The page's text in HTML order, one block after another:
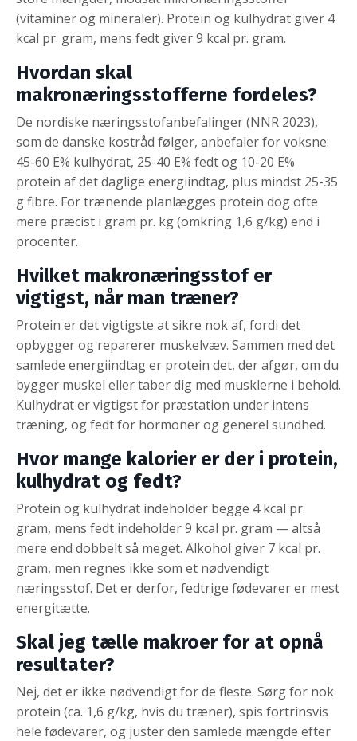
(vitaminer og mineraler). Protein og kulhydrat giver 4
kcal pr. gram, mens fedt giver 9 kcal pr. gram.
Hvordan skal
makronæringsstofferne fordeles?
De nordiske næringsstofanbefalinger (NNR 2023),
som de danske kostråd følger, anbefaler for voksne:
45-60 E% kulhydrat, 25-40 E% fedt og 10-20 E%
protein af det daglige energiindtag, plus mindst 25-35
g fibre. For trænende planlægges protein dog ofte
mere præcist i gram pr. kg (omkring 1,6 g/kg) end i
procenter.
Hvilket makronæringsstof er
vigtigst, når man træner?
Protein er det vigtigste at sikre nok af, fordi det
opbygger og reparerer muskelvæv. Sammen med det
samlede energiindtag er protein det, der afgør, om du
bygger muskel eller taber dig med musklerne i behold.
Kulhydrat er vigtigst for præstation under intens
træning, og fedt for hormoner og generel sundhed.
Hvor mange kalorier er der i protein,
kulhydrat og fedt?
Protein og kulhydrat indeholder begge 4 kcal pr.
gram, mens fedt indeholder 9 kcal pr. gram — altså
mere end dobbelt så meget. Alkohol giver 7 kcal pr.
gram, men regnes ikke som et nødvendigt
næringsstof. Det er derfor, fedtrige fødevarer er mest
energitætte.
Skal jeg tælle makroer for at opnå
resultater?
Nej, det er ikke nødvendigt for de fleste. Sørg for nok
protein (ca. 1,6 g/kg, hvis du træner), spis fortrinsvis
hele fødevarer, og juster den samlede mængde efter